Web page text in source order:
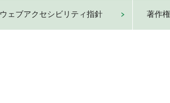
ウェブアクセシビリティ指針 著作